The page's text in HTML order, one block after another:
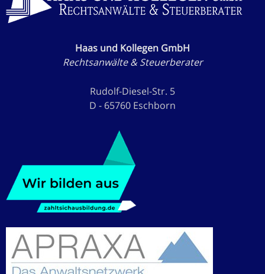
Haas und Kollegen GmbH
Rechtsanwälte & Steuerberater
Rudolf-Diesel-Str. 5
D - 65760 Eschborn